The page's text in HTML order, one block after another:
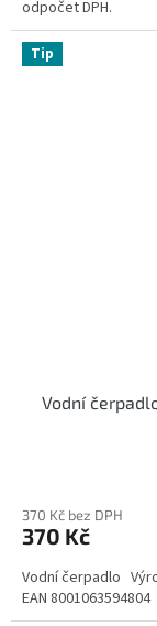
odpočet DPH.
Tip
Vodní
370 Kč bez DPH
370 Kč
Vodní čerpadlo
EAN